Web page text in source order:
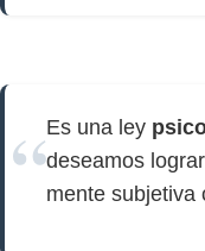
Es una ley
deseamos
mente subjetiva